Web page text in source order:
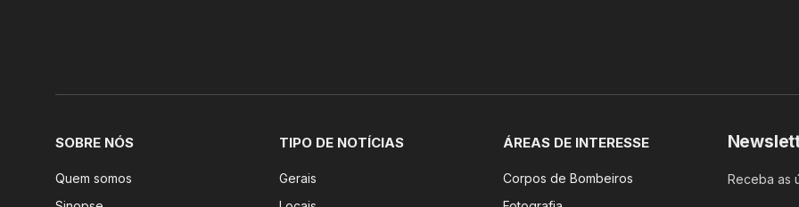
SOBRE NÓS
Quem somos
TIPO DE NOTÍCIAS
Gerais
ÁREAS DE INTERESSE
Corpos de Bombeiros
Receba as